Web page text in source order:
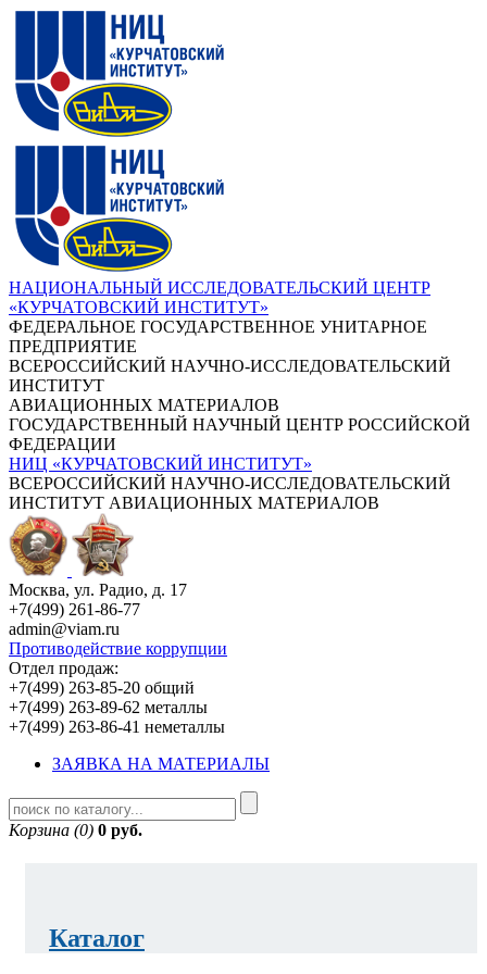
НАЦИОНАЛЬНЫЙ ИССЛЕДОВАТЕЛЬСКИЙ ЦЕНТР
«КУРЧАТОВСКИЙ ИНСТИТУТ»
ФЕДЕРАЛЬНОЕ ГОСУДАРСТВЕННОЕ УНИТАРНОЕ
ПРЕДПРИЯТИЕ
ВСЕРОССИЙСКИЙ НАУЧНО-ИССЛЕДОВАТЕЛЬСКИЙ
ИНСТИТУТ
АВИАЦИОННЫХ МАТЕРИАЛОВ
ГОСУДАРСТВЕННЫЙ НАУЧНЫЙ ЦЕНТР РОССИЙСКОЙ
ФЕДЕРАЦИИ
НИЦ «КУРЧАТОВСКИЙ ИНСТИТУТ»
ВСЕРОССИЙСКИЙ НАУЧНО-ИССЛЕДОВАТЕЛЬСКИЙ
ИНСТИТУТ АВИАЦИОННЫХ МАТЕРИАЛОВ
Москва, ул. Радио, д. 17
+7(499) 261-86-77
admin@viam.ru
Противодействие коррупции
Отдел продаж:
+7(499) 263-85-20 общий
+7(499) 263-89-62 металлы
+7(499) 263-86-41 неметаллы
ЗАЯВКА НА МАТЕРИАЛЫ
Корзина (0) 0 руб.
Каталог